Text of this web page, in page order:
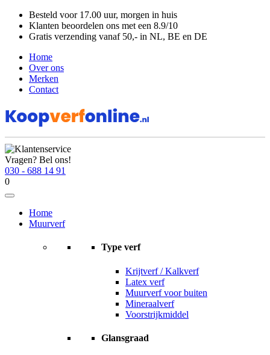
Besteld voor 17.00 uur, morgen in huis
Klanten beoordelen ons met een 8.9/10
Gratis verzending vanaf 50,- in NL, BE en DE
Home
Over ons
Merken
Contact
Vragen? Bel ons!
030 - 688 14 91
0
Home
Muurverf
Type verf
Krijtverf / Kalkverf
Latex verf
Muurverf voor buiten
Mineraalverf
Voorstrijkmiddel
Glansgraad